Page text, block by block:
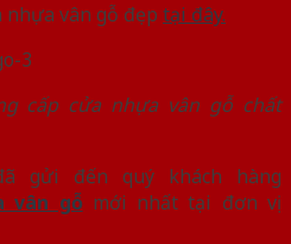
nhựa vân gỗ đẹp tại đây.
cấp cửa nhựa vân gỗ chất
gửi đến quý khách hàng
vân gỗmới nhất tại đơn vị